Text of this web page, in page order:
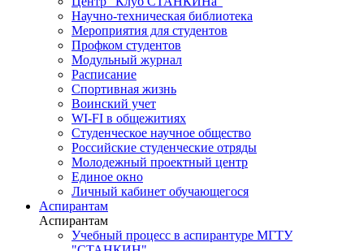
Научно-техническая библиотека
Мероприятия для студентов
Профком студентов
Модульный журнал
Расписание
Спортивная жизнь
Воинский учет
WI-FI в общежитиях
Студенческое научное общество
Российские студенческие отряды
Молодежный проектный центр
Единое окно
Личный кабинет обучающегося
Аспирантам
Аспирантам
Учебный процесс в аспирантуре МГТУ